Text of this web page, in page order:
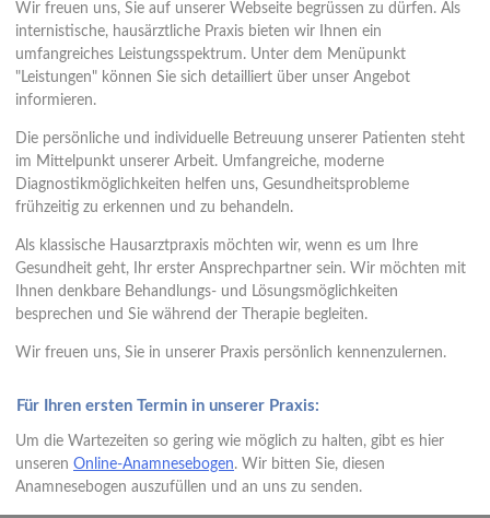
Wir freuen uns, Sie auf unserer Webseite begrüssen zu dürfen. Als
internistische, hausärztliche Praxis bieten wir Ihnen ein
umfangreiches Leistungsspektrum. Unter dem Menüpunkt
"Leistungen" können Sie sich detailliert über unser Angebot
informieren.
Die persönliche und individuelle Betreuung unserer Patienten steht
im Mittelpunkt unserer Arbeit. Umfangreiche, moderne
Diagnostikmöglichkeiten helfen uns, Gesundheitsprobleme
frühzeitig zu erkennen und zu behandeln.
Als klassische Hausarztpraxis möchten wir, wenn es um Ihre
Gesundheit geht, Ihr erster Ansprechpartner sein. Wir möchten mit
Ihnen denkbare Behandlungs- und Lösungsmöglichkeiten
besprechen und Sie während der Therapie begleiten.
Wir freuen uns, Sie in unserer Praxis persönlich kennenzulernen.
Für Ihren ersten Termin in unserer Praxis:
Um die Wartezeiten so gering wie möglich zu halten, gibt es hier
unseren Online-Anamnesebogen. Wir bitten Sie, diesen
Anamnesebogen auszufüllen und an uns zu senden.